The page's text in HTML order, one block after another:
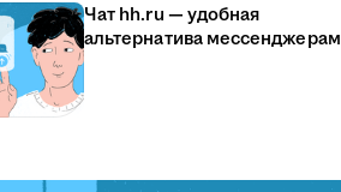
Чат hh.ru — удобная
альтернатива мессенджерам